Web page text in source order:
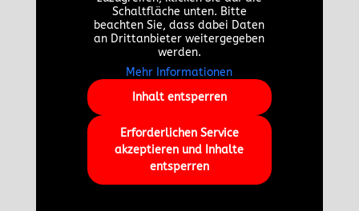
Schaltfläche unten. Bitte
beachten Sie, dass dabei Daten
an Drittanbieter weitergegeben
werden.
Mehr Informationen
Inhalt entsperren
Erforderlichen Service
akzeptieren und Inhalte
entsperren